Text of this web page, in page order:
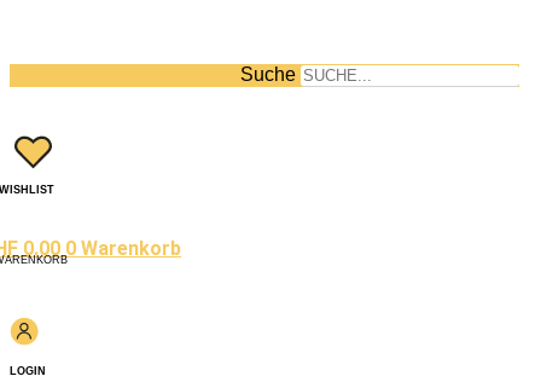
Suche
WISHLIST
0.00 0 Warenkorb
LOGIN